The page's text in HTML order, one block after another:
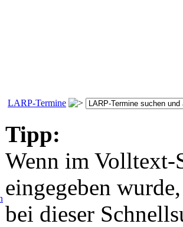
LARP-Termine
Tipp:
Wenn im Volltext-
eingegeben
bei dieser